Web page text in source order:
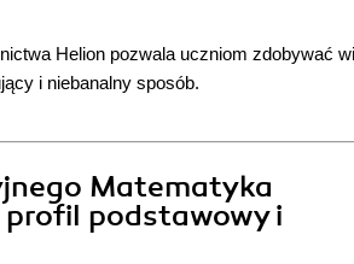
Helion pozwala uczniom zdobywać
i niebanalny sposób.
Matematyka
profil podstawowy i